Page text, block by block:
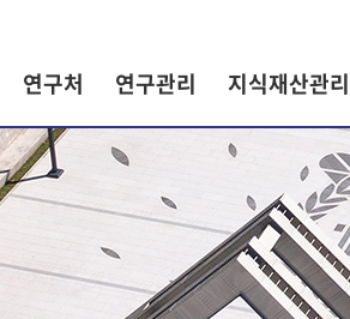
연구처 연구관리 지식재산관리